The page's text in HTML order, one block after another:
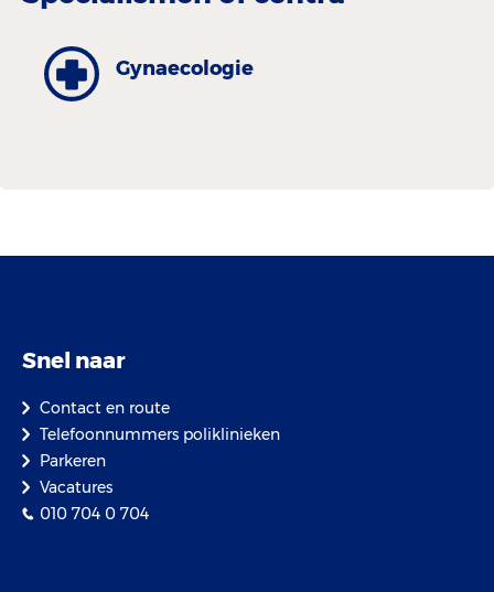
Gynaecologie
Snel naar
Contact en route
Telefoonnummers poliklinieken
Parkeren
Vacatures
010 704 0 704